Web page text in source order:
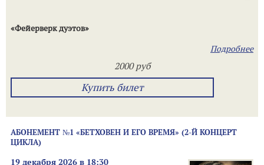
«Фейерверк дуэтов»
Подробнее
2000 руб
Купить билет
АБОНЕМЕНТ №1 «БЕТХОВЕН И ЕГО ВРЕМЯ» (2-Й КОНЦЕРТ
ЦИКЛА)
19 декабря 2026 в 18:30